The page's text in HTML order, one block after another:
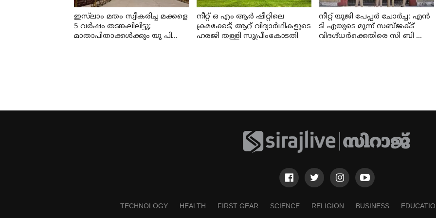
ഇസ്‍ലാം മതം സ്വീകരിച്ച മക്കളെ
5 വർഷം തടങ്കലിലിട്ടു;
മാതാപിതാക്കൾക്കും യു പി
നീറ്റ് ഒ എം ആര്‍ ഷീറ്റിലെ
ക്രമക്കേട്; ആറ് വിദ്യാര്‍ഥികളുടെ
ഹരജി തള്ളി സുപ്രീംകോടതി
നീറ്റ് യുജി പേപ്പർ ചോർച്ച: എൻ
ടി എയുടെ മൂന്ന് സബ്ജക്ട്
വിദഗ്ദ്ധർക്കെതിരെ സി ബി ഐ
TECHNOLOGY HEALTH FIRST GEAR SCIENCE RELIGION BUSINESS